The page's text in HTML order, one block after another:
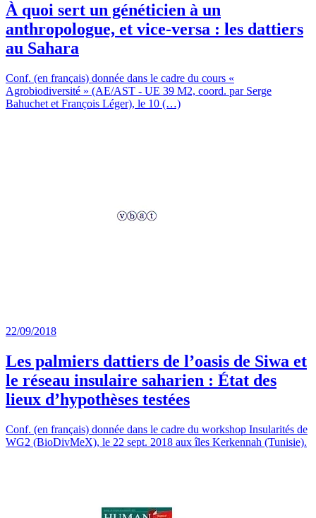
À quoi sert un généticien à un
anthropologue, et vice-versa : les dattiers
au Sahara
Conf. (en français) donnée dans le cadre du cours «
Agrobiodiversité » (AE/AST - UE 39 M2, coord. par Serge
Bahuchet et François Léger), le 10 (…)
22/09/2018
Les palmiers dattiers de l’oasis de Siwa et
le réseau insulaire saharien : État des
lieux d’hypothèses testées
Conf. (en français) donnée dans le cadre du workshop Insularités de
WG2 (BioDivMeX), le 22 sept. 2018 aux îles Kerkennah (Tunisie).